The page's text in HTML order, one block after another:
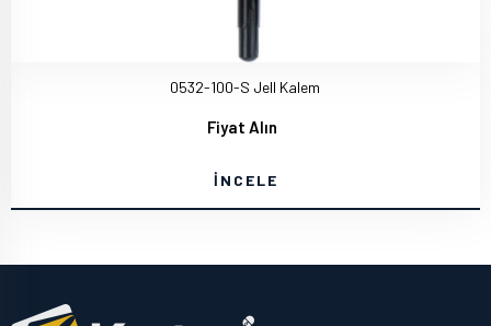
0532-100-S Jell Kalem
Fiyat Alın
İNCELE